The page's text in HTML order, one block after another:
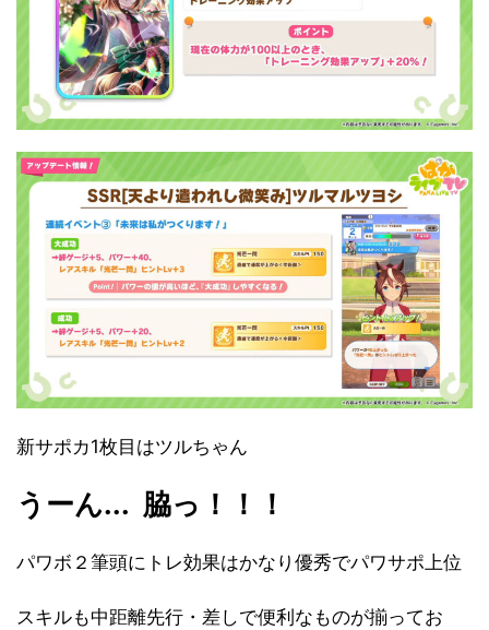
新サポカ1枚目はツルちゃん
うーん... 脇っ！！！
パワボ２筆頭にトレ効果はかなり優秀でパワサポ上位
スキルも中距離先行・差しで便利なものが揃ってお